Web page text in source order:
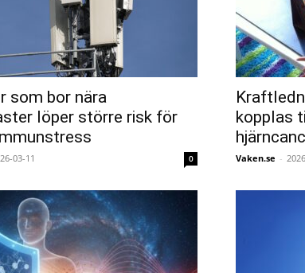
som bor nära
löper större risk för
03-11 0
kopplas
Vaken.se -